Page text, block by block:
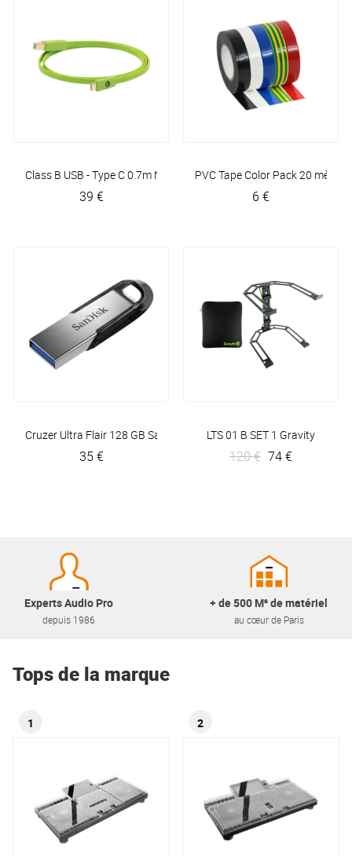
Class B USB - Type C 0.7m NEO by Oyaide
39 €
PVC Tape Color Pack 20 mètres
6 €
Cruzer Ultra Flair 128 GB Sandisk
35 €
LTS 01 B SET 1 Gravity
120 € 74 €
Experts Audio Pro
depuis 1986
+ de 500 M² de matériel
au cœur de Paris
Tops de la marque
1 2